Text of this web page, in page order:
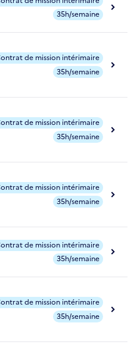
35h/semaine
de mission intérimaire
35h/semaine
de mission intérimaire
35h/semaine
de mission intérimaire
35h/semaine
de mission intérimaire
35h/semaine
de mission intérimaire
35h/semaine